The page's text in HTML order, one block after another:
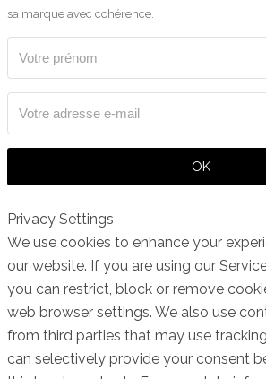
sa marque avec cohérence.
OK
Privacy Settings
We use cookies to enhance your
our website. If you are using our
you can restrict, block or remove
web browser settings. We also use
from third parties that may use
can selectively provide your consent